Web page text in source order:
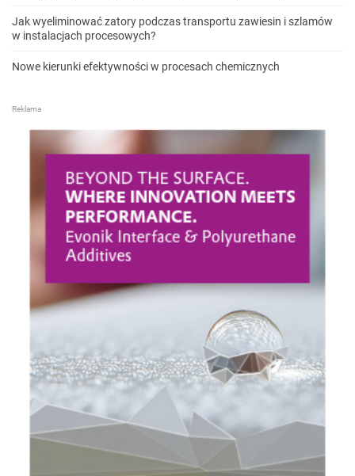
Jak wyeliminować zatory podczas transportu zawiesin i szlamów
w instalacjach procesowych?
Nowe kierunki efektywności w procesach chemicznych